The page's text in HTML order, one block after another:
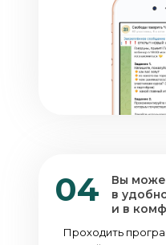
04
Вы
в
и в
Проходить